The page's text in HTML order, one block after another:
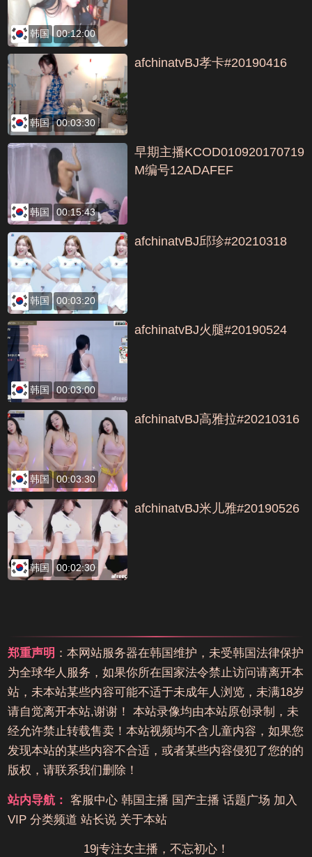
韩国 00:12:00
韩国 00:03:30
afchinatvBJ孝卡#20190416
韩国 00:15:43
早期主播KCOD010920170719
M编号12ADAFEF
韩国 00:03:20
afchinatvBJ邱珍#20210318
韩国 00:03:00
afchinatvBJ火腿#20190524
韩国 00:03:30
afchinatvBJ高雅拉#20210316
韩国 00:02:30
afchinatvBJ米儿雅#20190526
郑重声明 ：本网站服务器在韩国维护，未受韩国法律保护
为全球华人服务，如果你所在国家法令禁止访问请离开本
站，未本站某些内容可能不适于未成年人浏览，未满18岁
请自觉离开本站,谢谢！ 本站录像均由本站原创录制，未
经允许禁止转载售卖！本站视频均不含儿童内容，如果您
发现本站的某些内容不合适，或者某些内容侵犯了您的的
版权，请联系我们删除！
站内导航： 客服中心 韩国主播 国产主播 话题广场 加入
VIP 分类频道 站长说 关于本站
19j专注女主播，不忘初心！